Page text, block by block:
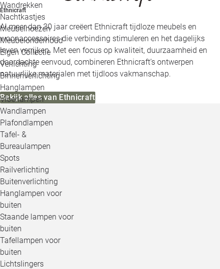
Wandrekken
Nachtkastjes
Meubelhoezen
Meubelonderhoud
Eigen Collectie
Verlichting
Binnenverlichting
Hanglampen
Vloerlampen
Wandlampen
Plafondlampen
Tafel- &
Bureaulampen
Spots
Railverlichting
Buitenverlichting
Hanglampen voor
buiten
Staande lampen voor
buiten
Tafellampen voor
buiten
Lichtslingers
Ethnicraft
Al meer dan 30 jaar creëert Ethnicraft tijdloze meubels en
woonaccessoires die verbinding stimuleren en het dagelijks
leven verrijken. Met een focus op kwaliteit, duurzaamheid en
doordachte eenvoud, combineren Ethnicraft’s ontwerpen
natuurlijke materialen met tijdloos vakmanschap.
Bekijk alles van Ethnicraft